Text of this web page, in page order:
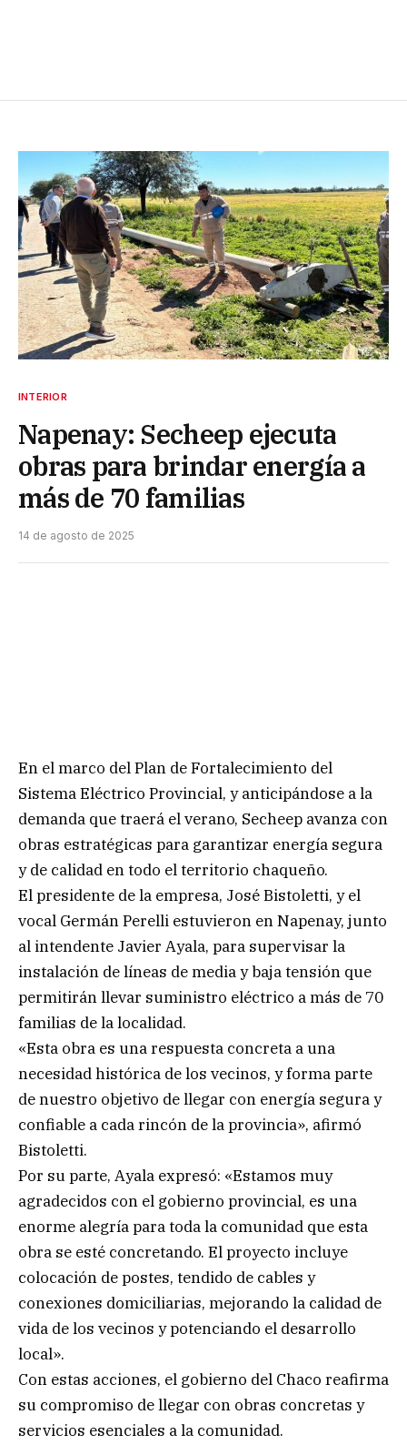
INTERIOR
Napenay: Secheep ejecuta
obras para brindar energía a
más de 70 familias
14 de agosto de 2025
En el marco del Plan de Fortalecimiento del
Sistema Eléctrico Provincial, y anticipándose a la
demanda que traerá el verano, Secheep avanza con
obras estratégicas para garantizar energía segura
y de calidad en todo el territorio chaqueño.
El presidente de la empresa, José Bistoletti, y el
vocal Germán Perelli estuvieron en Napenay, junto
al intendente Javier Ayala, para supervisar la
instalación de líneas de media y baja tensión que
permitirán llevar suministro eléctrico a más de 70
familias de la localidad.
«Esta obra es una respuesta concreta a una
necesidad histórica de los vecinos, y forma parte
de nuestro objetivo de llegar con energía segura y
confiable a cada rincón de la provincia», afirmó
Bistoletti.
Por su parte, Ayala expresó: «Estamos muy
agradecidos con el gobierno provincial, es una
enorme alegría para toda la comunidad que esta
obra se esté concretando. El proyecto incluye
colocación de postes, tendido de cables y
conexiones domiciliarias, mejorando la calidad de
vida de los vecinos y potenciando el desarrollo
local».
Con estas acciones, el gobierno del Chaco reafirma
su compromiso de llegar con obras concretas y
servicios esenciales a la comunidad.